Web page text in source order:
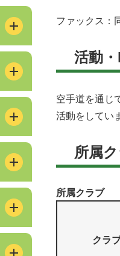
ファックス：
活動
空手道を通じ
活動をしてい
所属
所属クラブ
クラ